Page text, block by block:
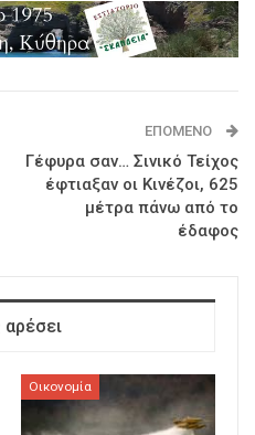
ΕΠΌΜΕΝΟ
Γέφυρα σαν… Σινικό Τείχος
έφτιαξαν οι Κινέζοι, 625
μέτρα πάνω από το
έδαφος
Οικονομία